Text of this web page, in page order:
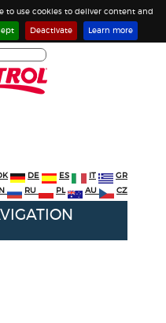
to use cookies to deliver content and
Deactivate Learn more
DE ES IT
GR
RU PL AU CZ